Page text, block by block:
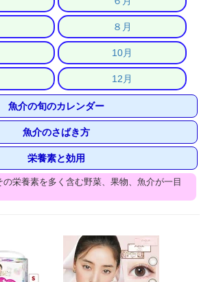
８月
10月
12月
魚介の旬のカレンダー
魚介のさばき方
栄養素と効用
栄養素を多く含む野菜、果物、魚介が一目